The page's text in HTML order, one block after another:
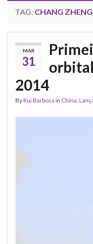
TAG: CHANG
MAR
31
2014
ByRui Barbosa in China,